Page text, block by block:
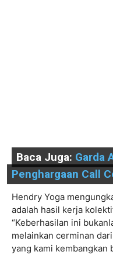
Baca Juga: Garda
Penghargaan Call
Hendry Yoga
adalah hasil kerja
“Keberhasilan ini
melainkan cerminan
yang kami kembangkan